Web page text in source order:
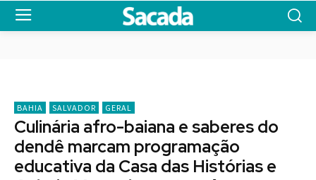
BAHIA SALVADOR GERAL
Culinária afro-baiana e saberes do
dendê marcam programação
educativa da Casa das Histórias e